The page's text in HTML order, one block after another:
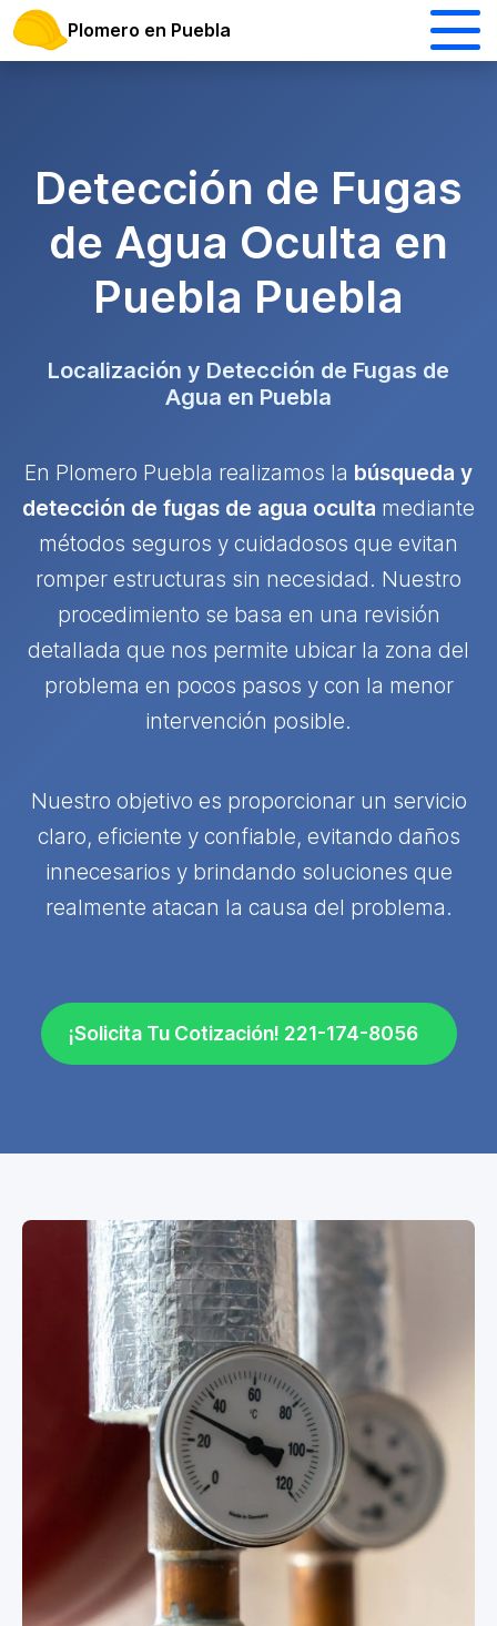
Plomero en Puebla
Detección de Fugas
de Agua Oculta en
Puebla Puebla
Localización y Detección de Fugas de
Agua en Puebla
En Plomero Puebla realizamos la búsqueda y
detección de fugas de agua oculta mediante
métodos seguros y cuidadosos que evitan
romper estructuras sin necesidad. Nuestro
procedimiento se basa en una revisión
detallada que nos permite ubicar la zona del
problema en pocos pasos y con la menor
intervención posible.
Nuestro objetivo es proporcionar un servicio
claro, eficiente y confiable, evitando daños
innecesarios y brindando soluciones que
realmente atacan la causa del problema.
¡Solicita Tu Cotización! 221-174-8056